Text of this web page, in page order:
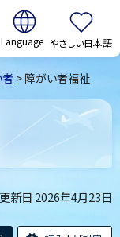
翻訳:
やさしい日本語
者 > 障がい者福祉
更新日 2026年4月23日